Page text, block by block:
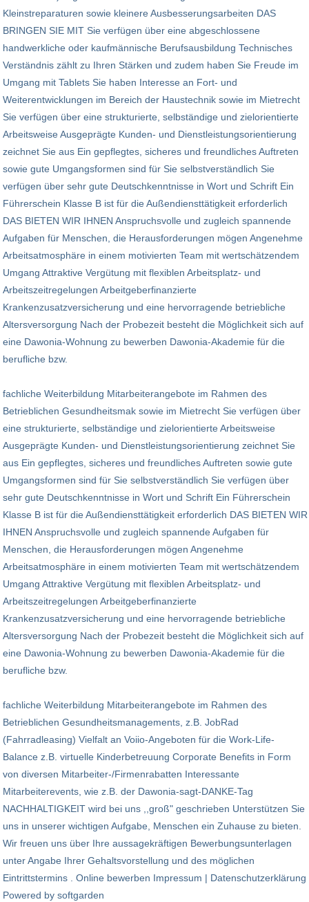
Kleinstreparaturen sowie kleinere Ausbesserungsarbeiten DAS
BRINGEN SIE MIT Sie verfügen über eine abgeschlossene
handwerkliche oder kaufmännische Berufsausbildung Technisches
Verständnis zählt zu Ihren Stärken und zudem haben Sie Freude im
Umgang mit Tablets Sie haben Interesse an Fort- und
Weiterentwicklungen im Bereich der Haustechnik sowie im Mietrecht
Sie verfügen über eine strukturierte, selbständige und zielorientierte
Arbeitsweise Ausgeprägte Kunden- und Dienstleistungsorientierung
zeichnet Sie aus Ein gepflegtes, sicheres und freundliches Auftreten
sowie gute Umgangsformen sind für Sie selbstverständlich Sie
verfügen über sehr gute Deutschkenntnisse in Wort und Schrift Ein
Führerschein Klasse B ist für die Außendiensttätigkeit erforderlich
DAS BIETEN WIR IHNEN Anspruchsvolle und zugleich spannende
Aufgaben für Menschen, die Herausforderungen mögen Angenehme
Arbeitsatmosphäre in einem motivierten Team mit wertschätzendem
Umgang Attraktive Vergütung mit flexiblen Arbeitsplatz- und
Arbeitszeitregelungen Arbeitgeberfinanzierte
Krankenzusatzversicherung und eine hervorragende betriebliche
Altersversorgung Nach der Probezeit besteht die Möglichkeit sich auf
eine Dawonia-Wohnung zu bewerben Dawonia-Akademie für die
berufliche bzw.
fachliche Weiterbildung Mitarbeiterangebote im Rahmen des
Betrieblichen Gesundheitsmak sowie im Mietrecht Sie verfügen über
eine strukturierte, selbständige und zielorientierte Arbeitsweise
Ausgeprägte Kunden- und Dienstleistungsorientierung zeichnet Sie
aus Ein gepflegtes, sicheres und freundliches Auftreten sowie gute
Umgangsformen sind für Sie selbstverständlich Sie verfügen über
sehr gute Deutschkenntnisse in Wort und Schrift Ein Führerschein
Klasse B ist für die Außendiensttätigkeit erforderlich DAS BIETEN WIR
IHNEN Anspruchsvolle und zugleich spannende Aufgaben für
Menschen, die Herausforderungen mögen Angenehme
Arbeitsatmosphäre in einem motivierten Team mit wertschätzendem
Umgang Attraktive Vergütung mit flexiblen Arbeitsplatz- und
Arbeitszeitregelungen Arbeitgeberfinanzierte
Krankenzusatzversicherung und eine hervorragende betriebliche
Altersversorgung Nach der Probezeit besteht die Möglichkeit sich auf
eine Dawonia-Wohnung zu bewerben Dawonia-Akademie für die
berufliche bzw.
fachliche Weiterbildung Mitarbeiterangebote im Rahmen des
Betrieblichen Gesundheitsmanagements, z.B. JobRad
(Fahrradleasing) Vielfalt an Voiio-Angeboten für die Work-Life-
Balance z.B. virtuelle Kinderbetreuung Corporate Benefits in Form
von diversen Mitarbeiter-/Firmenrabatten Interessante
Mitarbeiterevents, wie z.B. der Dawonia-sagt-DANKE-Tag
NACHHALTIGKEIT wird bei uns ,,groß" geschrieben Unterstützen Sie
uns in unserer wichtigen Aufgabe, Menschen ein Zuhause zu bieten.
Wir freuen uns über Ihre aussagekräftigen Bewerbungsunterlagen
unter Angabe Ihrer Gehaltsvorstellung und des möglichen
Eintrittstermins . Online bewerben Impressum | Datenschutzerklärung
Powered by softgarden